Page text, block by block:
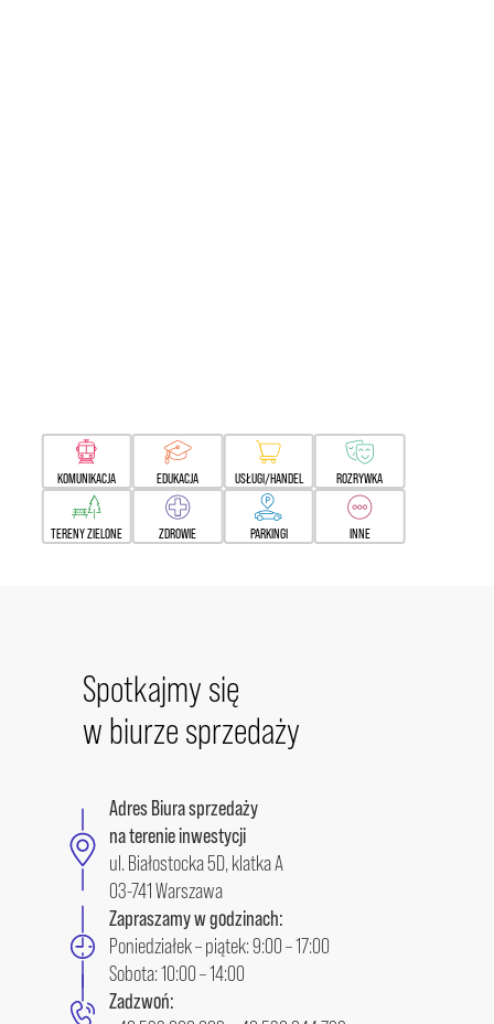
KOMUNIKACJA EDUKACJA USŁUGI/HANDEL ROZRYWKA
TERENY ZIELONE ZDROWIE PARKINGI INNE
Spotkajmy się
w biurze sprzedaży
Adres Biura sprzedaży
na terenie inwestycji
ul. Białostocka 5D, klatka A
03-741 Warszawa
Zapraszamy w godzinach:
Poniedziałek – piątek: 9:00 – 17:00
Sobota: 10:00 – 14:00
Zadzwoń: